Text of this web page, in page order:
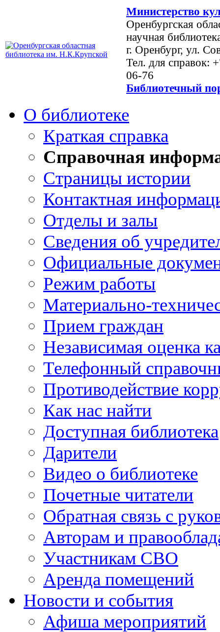
Министерство
Оренбургская
научная
г. Оренбург, ул.
Тел. для справок:
06-76
Библиотечный
О библиотеке
Краткая справка
Справочная
Страницы истории
Контактная
Отделы и залы
Сведения об
Официальные
Режим работы
Материально-
Прием граждан
Независимая оценка
Телефонный
Противодействие
Как нас найти
Доступная библиотека
Дарители
Видео о библиотеке
Почетные читатели
Обратная связь с
Авторам и
Участникам СВО
Аренда помещений
Новости и события
Афиша мероприятий